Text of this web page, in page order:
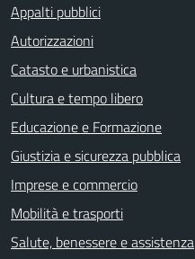
Appalti pubblici
Autorizzazioni
Catasto e urbanistica
Cultura e tempo libero
Educazione e Formazione
Giustizia e sicurezza pubblica
Imprese e commercio
Mobilità e trasporti
Salute, benessere e assistenza